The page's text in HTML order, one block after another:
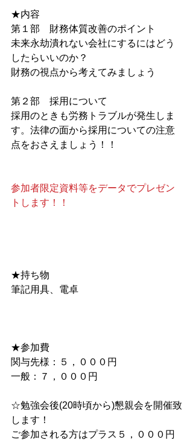
★内容
第１部　財務体質改善のポイント
未来永劫潰れない会社にするにはどう
したらいいのか？
財務の視点から考えてみましょう
第２部　採用について
採用のときも労務トラブルが発生しま
す。法律の面から採用についての注意
点をおさえましょう！！
参加者限定資料等をデータでプレゼン
トします！！
★持ち物
筆記用具、電卓
★参加費
関与先様：５，０００円
一般：７，０００円
☆勉強会後(20時頃から)懇親会を開催致
します！
ご参加される方はプラス５，０００円